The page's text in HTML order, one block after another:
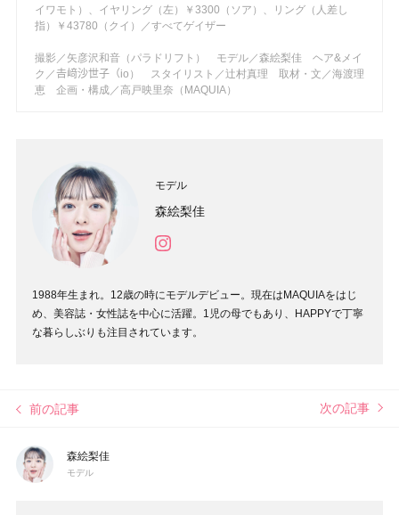
イワモト）、イヤリング（左）￥3300（ソア）、リング（人差し
指）￥43780（クイ）／すべてゲイザー
撮影／矢彦沢和音（パラドリフト） モデル／森絵梨佳 ヘア&メイ
ク／𠮷﨑沙世子（io） スタイリスト／辻村真理 取材・文／海渡理
恵 企画・構成／高戸映里奈（MAQUIA）
モデル
森絵梨佳
1988年生まれ。12歳の時にモデルデビュー。現在はMAQUIAをはじ
め、美容誌・女性誌を中心に活躍。1児の母でもあり、HAPPYで丁寧
な暮らしぶりも注目されています。
前の記事 次の記事
森絵梨佳
モデル